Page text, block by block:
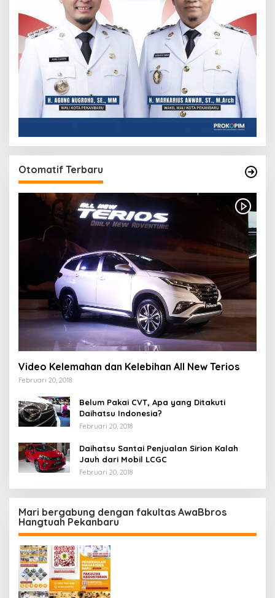
Otomatif Terbaru
Video Kelemahan dan Kelebihan All New Terios
Februari 20, 2018
Belum Pakai CVT, Apa yang Ditakuti
Daihatsu Indonesia?
Februari 20, 2018
Daihatsu Santai Penjualan Sirion Kalah
Jauh dari Mobil LCGC
Februari 20, 2018
Mari bergabung dengan fakultas AwaBbros
Hangtuah Pekanbaru